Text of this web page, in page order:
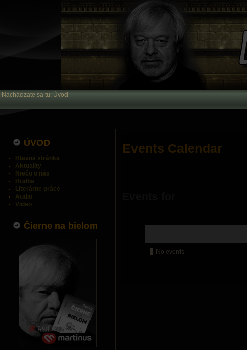
Nachádzate sa tu: Úvod
ÚVOD
Hlavná stránka
Aktuality
Niečo o nás
Hudba
Literárne práce
Audio
Video
Čierne na bielom
Events Calendar
No events